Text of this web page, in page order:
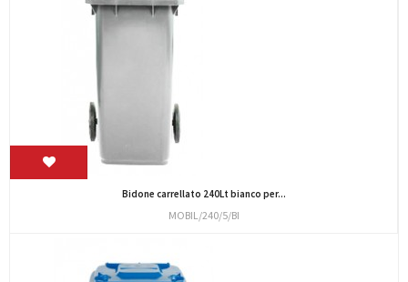
Bidone carrellato 240Lt bianco per...
MOBIL/240/5/BI